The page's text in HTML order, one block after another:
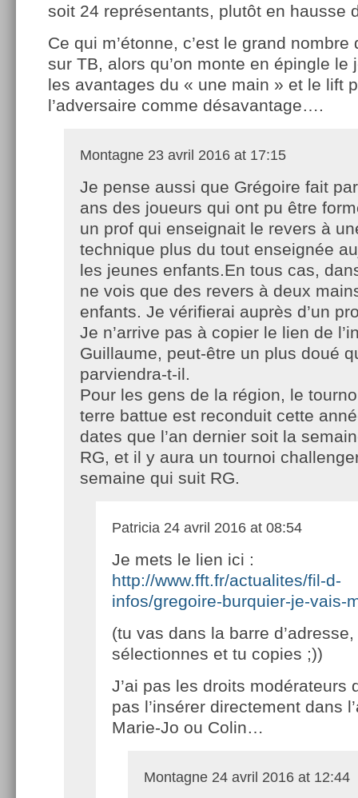
soit 24 représentants, plutôt en hausse
Ce qui m’étonne, c’est le grand
sur TB, alors qu’on monte en épingle le
les avantages du « une main » et le lift
l’adversaire comme désavantage….
Montagne 23 avril 2016 at 17:15
Je pense aussi que Grégoire fait
ans des joueurs qui ont pu être
un prof qui enseignait le revers à
technique plus du tout enseignée
les jeunes enfants.En tous cas,
ne vois que des revers à deux
enfants. Je vérifierai auprès d’un
Je n’arrive pas à copier le lien de
Guillaume, peut-être un plus doué
parviendra-t-il.
Pour les gens de la région, le
terre battue est reconduit cette
dates que l’an dernier soit la
RG, et il y aura un tournoi
semaine qui suit RG.
Patricia 24 avril 2016 at 08:54
Je mets le lien ici :
http://www.fft.fr/actualites/fil-d-
infos/gregoire-burquier-je-vais-
(tu vas dans la barre d’adresse,
sélectionnes et tu copies ;))
J’ai pas les droits modérateurs
pas l’insérer directement dans
Marie-Jo ou Colin…
Montagne 24 avril 2016 at 12:44